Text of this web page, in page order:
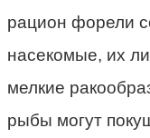
рацион форели
насекомые, их
мелкие
рыбы могут